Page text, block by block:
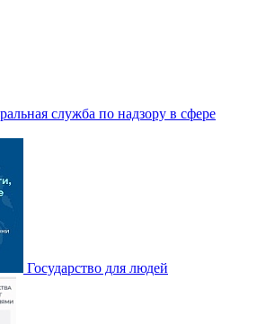
служба по надзору в сфере
Государство для людей